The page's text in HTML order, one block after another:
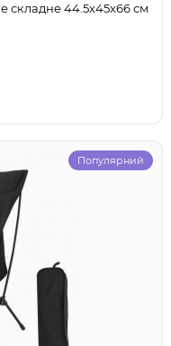
складне 44.5х45х66 см
Популярний